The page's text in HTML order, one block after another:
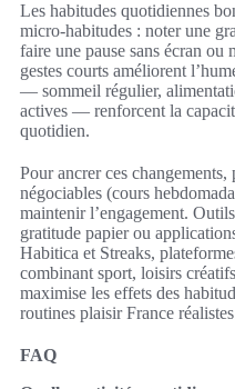
Les habitudes quotidiennes
micro-habitudes : noter une
faire une pause sans écran ou
gestes courts améliorent
— sommeil régulier,
actives — renforcent la
quotidien.
Pour ancrer ces
négociables (cours
maintenir l’engagement.
gratitude papier ou
Habitica et Streaks,
combinant sport, loisirs
maximise les effets des
routines plaisir France
FAQ